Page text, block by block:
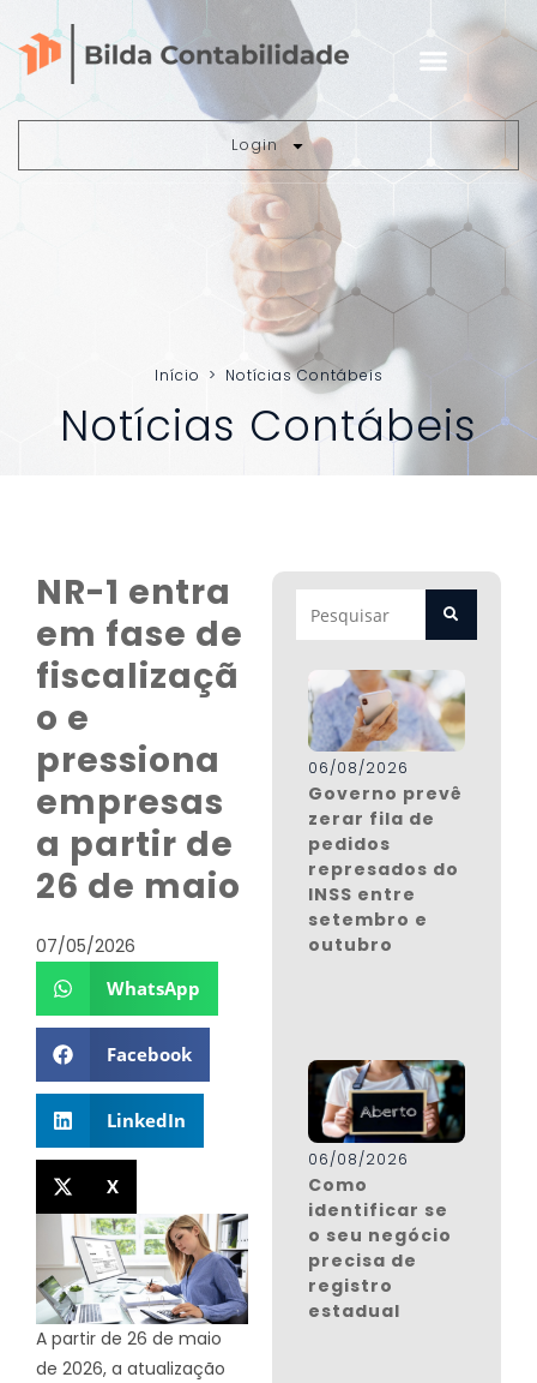
Login
Início > Notícias Contábeis
Notícias Contábeis
NR-1 entra
em fase de
fiscalizaçã
o e
pressiona
empresas
a partir de
26 de maio
07/05/2026
WhatsApp
Facebook
LinkedIn
X
A partir de 26 de maio
de 2026, a atualização
06/08/2026
Governo prevê
zerar fila de
pedidos
represados do
INSS entre
setembro e
outubro
06/08/2026
Como
identificar se
o seu negócio
precisa de
registro
estadual